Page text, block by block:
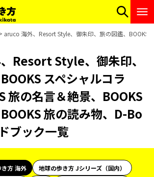
aruco 海外、Resort Style、御朱印、旅の図鑑、BOOKS
Resort Style、御朱印、
スペシャルコラ
旅の名言＆絶景、BOOKS
旅の読み物、D-Bo
ブック一覧
方 海外
地球の歩き方 Jシリーズ（国内）